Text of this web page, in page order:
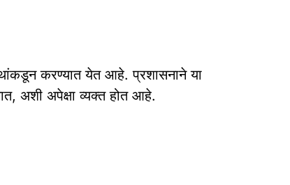
करण्यात येत आहे. प्रशासनाने या
अशी अपेक्षा व्यक्त होत आहे.